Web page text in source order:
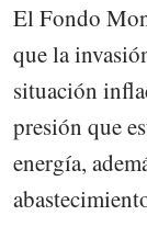
El Fondo
que la
situación
presión que
energía,